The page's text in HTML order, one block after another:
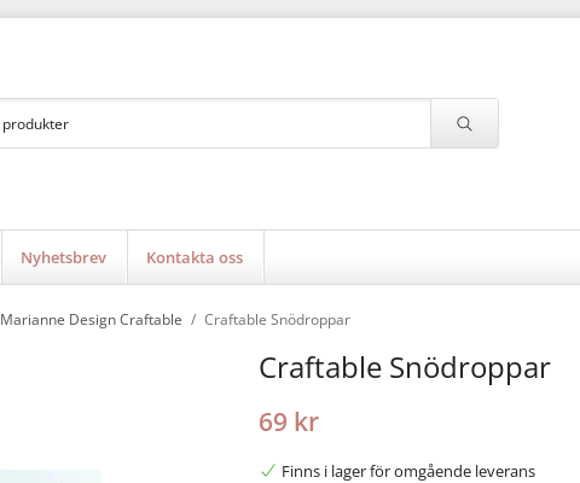
Nyhetsbrev Kontakta oss
Marianne Design Craftable / Craftable Snödroppar
Craftable Snödroppar
69 kr
Finns i lager för omgående leverans